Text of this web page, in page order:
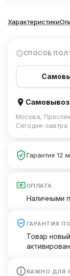
Характеристики
СПОСОБ
Самовывоз
Москва,
Гарантия 12
ОПЛАТА
Наличными
ГАРАНТИЯ
Товар
ВАЖНО ДЛЯ